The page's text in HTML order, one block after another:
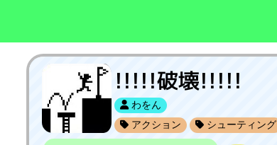
!!!!!破壊!!!!!
わをん
アクション
シューティング